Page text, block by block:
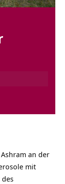
Ashram an der
mit